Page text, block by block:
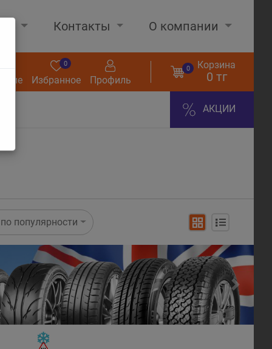
Контакты О компании
Избранное
0
Профиль
0 Корзина
0 тг
АКЦИИ
по популярности
Next